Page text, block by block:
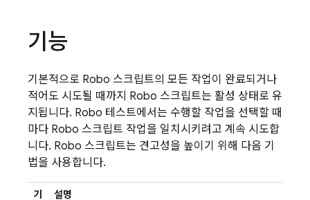
기능
기본적으로 Robo 스크립트의 모든 작업이 완료되거나
적어도 시도될 때까지 Robo 스크립트는 활성 상태로 유
지됩니다. Robo 테스트에서는 수행할 작업을 선택할 때
마다 Robo 스크립트 작업을 일치시키려고 계속 시도합
니다. Robo 스크립트는 견고성을 높이기 위해 다음 기
법을 사용합니다.
기 설명